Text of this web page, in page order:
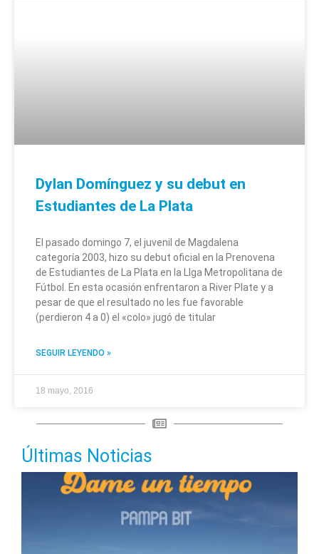
Dylan Domínguez y su debut en
Estudiantes de La Plata
El pasado domingo 7, el juvenil de Magdalena
categoría 2003, hizo su debut oficial en la Prenovena
de Estudiantes de La Plata en la LIga Metropolitana de
Fútbol. En esta ocasión enfrentaron a River Plate y a
pesar de que el resultado no les fue favorable
(perdieron 4 a 0) el «colo» jugó de titular
SEGUIR LEYENDO »
18 mayo, 2016
Últimas Noticias